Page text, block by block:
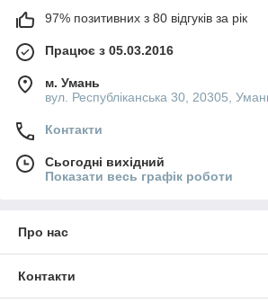
97% позитивних з 80 відгуків за рік
Працює з 05.03.2016
м. Умань
вул. Республіканська 30, 20305,
Контакти
Сьогодні вихідний
Показати весь графік роботи
Про нас
Контакти